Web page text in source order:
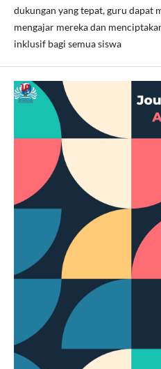
dukungan yang tepat, guru dapat
mengajar mereka dan
inklusif bagi semua siswa